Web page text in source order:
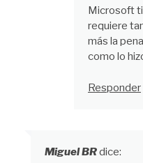
Microsoft
requiere
más la
como lo
Responder
Miguel BRdice: